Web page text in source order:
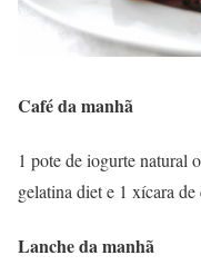
Café da manhã
1 pote de iogurte natural
gelatina diet e 1 xícara de
Lanche da manhã